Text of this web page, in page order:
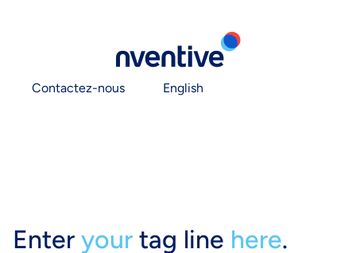
Contactez-nous English
Enter your tag line here.